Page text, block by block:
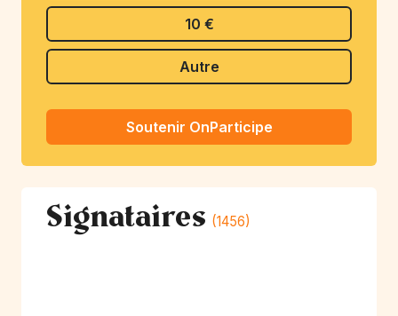
10 €
Autre
Soutenir OnParticipe
Signataires (1456)